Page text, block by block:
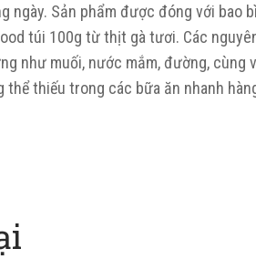
Sản phẩm được đóng với bao
túi 100g từ thịt gà tươi. Các
như muối, nước mắm, đường, cùng
thiếu trong các bữa ăn nhanh